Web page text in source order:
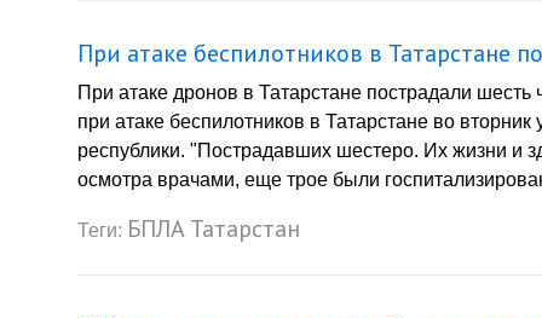
При атаке беспилотников в Татарстане
При атаке дронов в Татарстане пострадали
при атаке беспилотников в Татарстане во
республики. "Пострадавших шестеро. Их жизни и
осмотра врачами, еще трое были
Теги: БПЛАТатарстан